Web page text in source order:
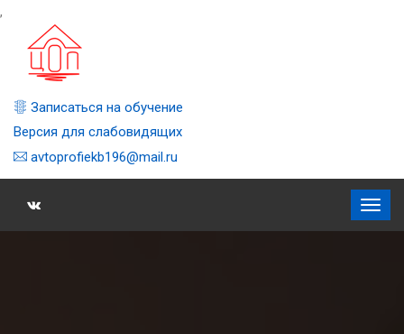
,
Записаться на обучение
Версия для слабовидящих
avtoprofiekb196@mail.ru